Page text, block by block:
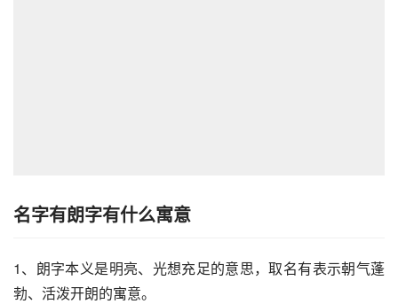
名字有朗字有什么寓意
1、朗字本义是明亮、光想充足的意思，取名有表示朝气蓬
勃、活泼开朗的寓意。